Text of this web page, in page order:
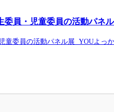
員・児童委員の活動パネ
童委員の活動パネル展 YOUよっ